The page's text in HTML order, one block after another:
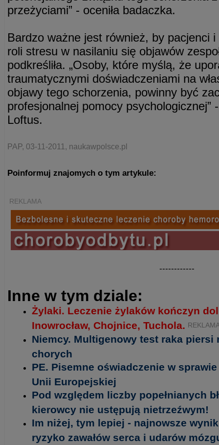
przeżyciami” - oceniła badaczka.
Bardzo ważne jest również, by pacjenci
roli stresu w nasilaniu się objawów
podkreśliła. „Osoby, które myślą, że
traumatycznymi doświadczeniami na
objawy tego schorzenia, powinny być
profesjonalnej pomocy psychologicznej”
Loftus.
PAP, 03-11-2011, naukawpolsce.pl
Poinformuj znajomych o tym artykule:
REKLAMA
------------
Inne w tym dziale:
Żylaki. Leczenie żylaków kończyn
Inowrocław, Chojnice, Tuchola.
Niemcy. Multigenowy test raka piersi
chorych
PE. Pisemne oświadczenie w
Unii Europejskiej
Pod względem liczby popełnianych
kierowcy nie ustępują nietrzeźwym!
Im niżej, tym lepiej - najnowsze
ryzyko zawałów serca i udarów